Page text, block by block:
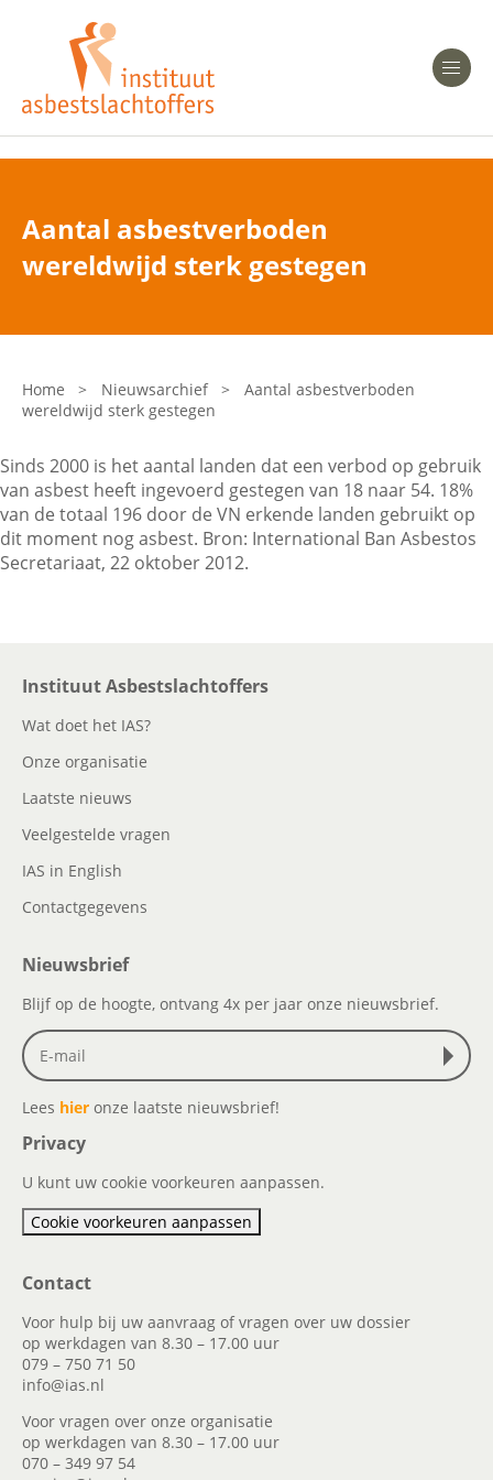
Heeft u Mesothelioom?
Heeft u Asbestose?
Bent u arts?
Asbest en Gezondheid
Laatste nieuws
Onze organisatie
Veelgestelde vragen
Contactgegevens
Aantal asbestverboden
wereldwijd sterk gestegen
Home > Nieuwsarchief >
Aantal asbestverboden
wereldwijd sterk gestegen
Sinds 2000 is het aantal landen dat een verbod op gebruik
van asbest heeft ingevoerd gestegen van 18 naar 54. 18%
van de totaal 196 door de VN erkende landen gebruikt op
dit moment nog asbest. Bron: International Ban Asbestos
Secretariaat, 22 oktober 2012.
Instituut Asbestslachtoffers
Wat doet het IAS?
Onze organisatie
Laatste nieuws
Veelgestelde vragen
IAS in English
Contactgegevens
Nieuwsbrief
Blijf op de hoogte, ontvang 4x per jaar onze nieuwsbrief.
Lees hier onze laatste nieuwsbrief!
Privacy
U kunt uw cookie voorkeuren aanpassen.
Cookie voorkeuren aanpassen
Contact
Voor hulp bij uw aanvraag of vragen over uw dossier
op werkdagen van 8.30 – 17.00 uur
079 – 750 71 50
info@ias.nl
Voor vragen over onze organisatie
op werkdagen van 8.30 – 17.00 uur
070 – 349 97 54